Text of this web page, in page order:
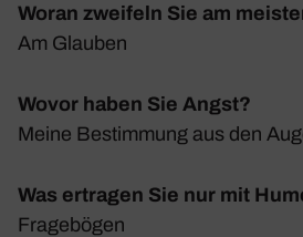
Woran zweifeln Sie am
Am Glauben
Wovor haben Sie Angst?
Meine Bestim­mung aus den
Was ertragen Sie nur mit
Frage­bögen